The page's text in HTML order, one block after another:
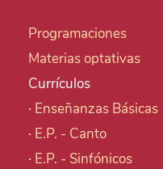
Programaciones
Materias optativas
Currículos
· Enseñanzas Básicas
· E.P. - Canto
· E.P. - Sinfónicos